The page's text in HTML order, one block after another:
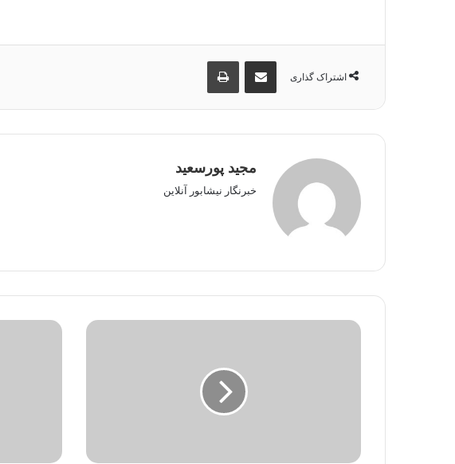
اشتراک گذاری
اشتراک گذاری از طریق ایمیل
مجید پورسعید
خبرنگار نیشابور آنلاین